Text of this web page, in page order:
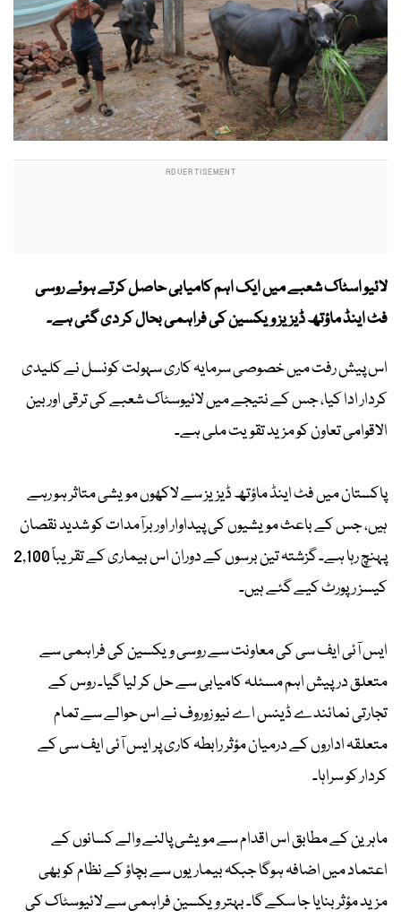
لائیو اسٹاک شعبے میں ایک اہم کامیابی حاصل کرتے ہوئے روسی
فٹ اینڈ ماؤتھ ڈیزیز ویکسین کی فراہمی بحال کر دی گئی ہے۔
اس پیش رفت میں خصوصی سرمایہ کاری سہولت کونسل نے کلیدی
کردار ادا کیا، جس کے نتیجے میں لائیوسٹاک شعبے کی ترقی اور بین
الاقوامی تعاون کو مزید تقویت ملی ہے۔
پاکستان میں فٹ اینڈ ماؤتھ ڈیزیز سے لاکھوں مویشی متاثر ہو رہے
ہیں، جس کے باعث مویشیوں کی پیداوار اور برآمدات کو شدید نقصان
پہنچ رہا ہے۔ گزشتہ تین برسوں کے دوران اس بیماری کے تقریباً 2,100
کیسز رپورٹ کیے گئے ہیں۔
ایس آئی ایف سی کی معاونت سے روسی ویکسین کی فراہمی سے
متعلق درپیش اہم مسئلہ کامیابی سے حل کر لیا گیا۔ روس کے
تجارتی نمائندے ڈینس اے نیو زوروف نے اس حوالے سے تمام
متعلقہ اداروں کے درمیان مؤثر رابطہ کاری پر ایس آئی ایف سی کے
کردار کو سراہا۔
ماہرین کے مطابق اس اقدام سے مویشی پالنے والے کسانوں کے
اعتماد میں اضافہ ہوگا جبکہ بیماریوں سے بچاؤ کے نظام کو بھی
مزید مؤثر بنایا جا سکے گا۔ بہتر ویکسین فراہمی سے لائیوسٹاک کی